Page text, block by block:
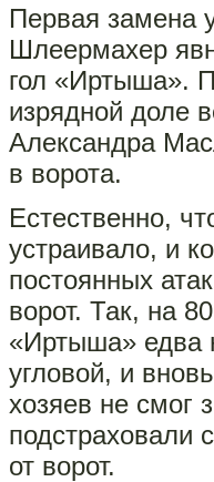
Первая замена
Шлеермахер
гол «Иртыша».
изрядной доле
Александра
в ворота.
Естественно,
устраивало, и
постоянных
ворот. Так, на
«Иртыша» едва
угловой, и
хозяев не смог
подстраховали
от ворот.